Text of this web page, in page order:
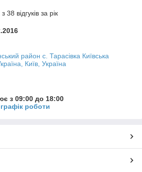
38 відгуків за рік
район с. Тарасівка Київська
Київ, Україна
з 09:00 до 18:00
роботи